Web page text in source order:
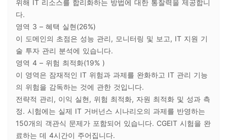
위해 IT 리소스를 합리화하는 방법에 대한 통찰력을 제공합니
다.
영역 3 – 혜택 실현(26%)
이 도메인의 초점은 성능 관리, 모니터링 및 보고, IT 지원 기
술 투자 관리 분석에 있습니다.
영역 4 – 위험 최적화(19% )
이 영역은 잠재적인 IT 위험과 과제를 완화하고 IT 관리 기능
의 위험을 감독하는 것에 관한 것입니다.
전략적 관리, 이익 실현, 위험 최적화, 자원 최적화 및 성과 측
정. 시험에는 실제 IT 거버넌스 시나리오의 과제를 반영하는
150개의 객관식 문제가 포함되어 있습니다. CGEIT 시험을 완
료하는 데 4시간이 주어집니다.